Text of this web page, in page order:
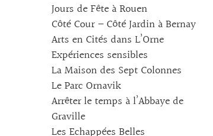
Jours de Fête à Rouen
Côté Cour – Côté Jardin à Bernay
Arts en Cités dans L’Orne
Expériences sensibles
La Maison des Sept Colonnes
Le Parc Ornavik
Arrêter le temps à l’Abbaye de
Graville
Les Echappées Belles